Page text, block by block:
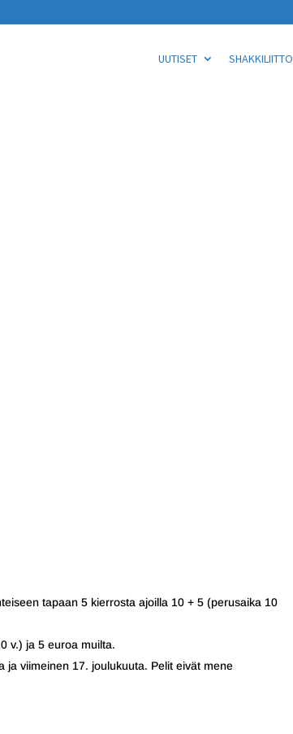
UUTISET SHAKKILIITTO
tapaan 5 kierrosta ajoilla 10 + 5 (perusaika 10
v.) ja 5 euroa muilta.
ja viimeinen 17. joulukuuta. Pelit eivät mene